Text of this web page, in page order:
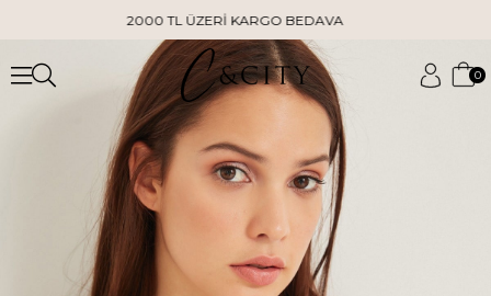
2000 TL ÜZERİ KARGO BEDAVA
0